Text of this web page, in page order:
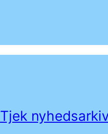
Tjek